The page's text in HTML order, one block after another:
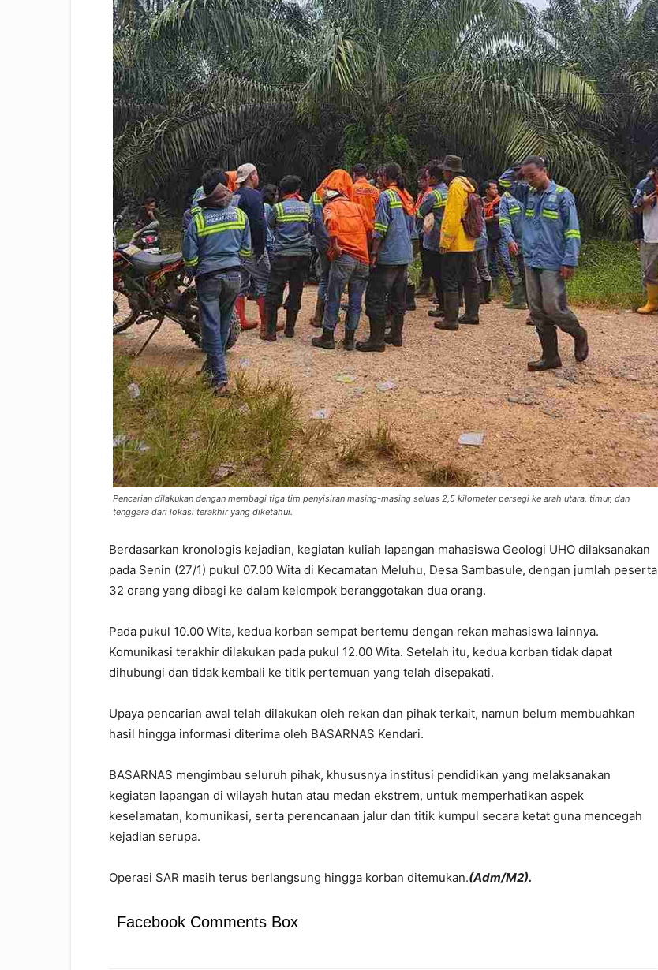
Pencarian dilakukan dengan membagi tiga tim penyisiran masing-masing seluas 2,5 kilometer persegi ke arah utara, timur, dan
tenggara dari lokasi terakhir yang diketahui.
Berdasarkan kronologis kejadian, kegiatan kuliah lapangan mahasiswa Geologi UHO dilaksanakan
pada Senin (27/1) pukul 07.00 Wita di Kecamatan Meluhu, Desa Sambasule, dengan jumlah peserta
32 orang yang dibagi ke dalam kelompok beranggotakan dua orang.
Pada pukul 10.00 Wita, kedua korban sempat bertemu dengan rekan mahasiswa lainnya.
Komunikasi terakhir dilakukan pada pukul 12.00 Wita. Setelah itu, kedua korban tidak dapat
dihubungi dan tidak kembali ke titik pertemuan yang telah disepakati.
Upaya pencarian awal telah dilakukan oleh rekan dan pihak terkait, namun belum membuahkan
hasil hingga informasi diterima oleh BASARNAS Kendari.
BASARNAS mengimbau seluruh pihak, khususnya institusi pendidikan yang melaksanakan
kegiatan lapangan di wilayah hutan atau medan ekstrem, untuk memperhatikan aspek
keselamatan, komunikasi, serta perencanaan jalur dan titik kumpul secara ketat guna mencegah
kejadian serupa.
Operasi SAR masih terus berlangsung hingga korban ditemukan.(Adm/M2).
Facebook Comments Box